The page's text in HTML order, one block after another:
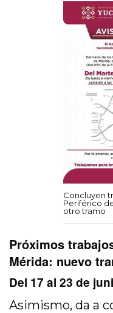
Concluyen
Periférico
otro tramo
Próximos
Mérida: nuevo
Del 17 al 23 de
Asimismo, da a